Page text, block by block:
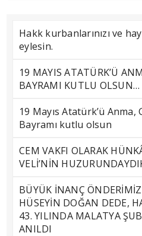
Hakk kurbanlarınızı ve
eylesin.
19 MAYIS ATATÜRK’Ü
BAYRAMI KUTLU OLSUN…
19 Mayıs Atatürk’ü Anma,
Bayramı kutlu olsun
CEM VAKFI OLARAK
VELİ’NİN
BÜYÜK İNANÇ
HÜSEYİN DOĞAN DEDE,
43. YILINDA MALATYA
ANILDI